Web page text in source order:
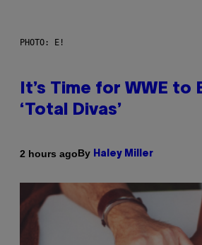
PHOTO: E!
It’s Time for WWE to
‘Total Divas’
2 hours agoBy Haley Miller